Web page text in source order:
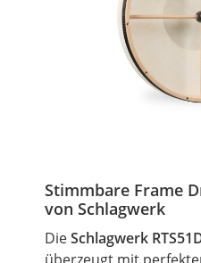
Stimmbare Frame
von Schlagwerk
DieSchlagwerk